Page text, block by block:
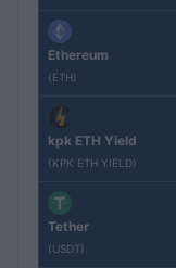
Ethereum
(ETH)
kpk ETH Yield
(KPK ETH YIELD)
Tether
(USDT)